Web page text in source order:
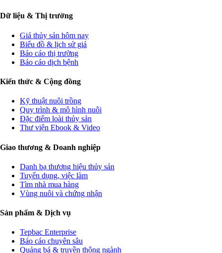
Dữ liệu & Thị trường
Giá thủy sản hôm nay
Biểu đồ & lịch sử giá
Báo cáo thị trường
Báo cáo dịch bệnh
Kiến thức & Cộng đồng
Kỹ thuật nuôi trồng
Quy trình & mô hình nuôi
Đặc điểm loài thủy sản
Thư viện Ebook & Video
Giao thương & Doanh nghiệp
Danh bạ thương hiệu thủy sản
Tuyển dụng, việc làm
Tìm nhà mua hàng
Vùng nuôi và chứng nhận
Sản phẩm & Dịch vụ
Tepbac Enterprise
Báo cáo chuyên sâu
Quảng bá & truyền thông ngành